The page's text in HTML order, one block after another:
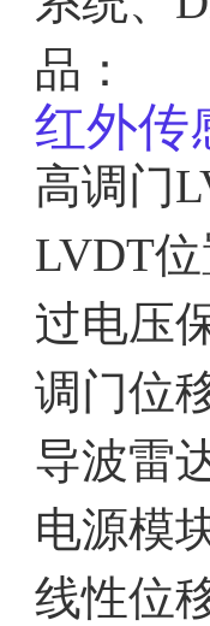
品：
红外传
高调门
LVDT
过电压
调门位
导波雷
电源模
线性位